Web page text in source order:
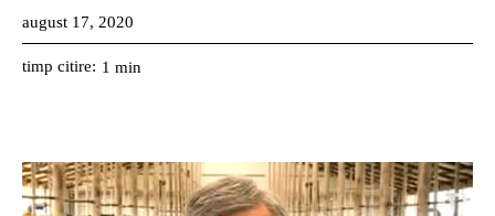
august 17, 2020
timp citire: 1 min